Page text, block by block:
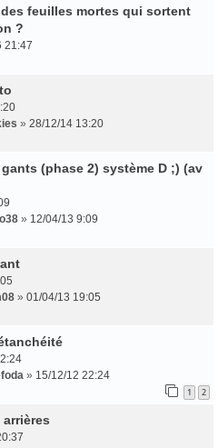
feuilles mortes qui sortent
?
21:47
» 28/12/14 13:20
(phase 2) système D ;) (av
» 12/04/13 9:09
» 01/04/13 19:05
» 15/12/12 22:24
1 2